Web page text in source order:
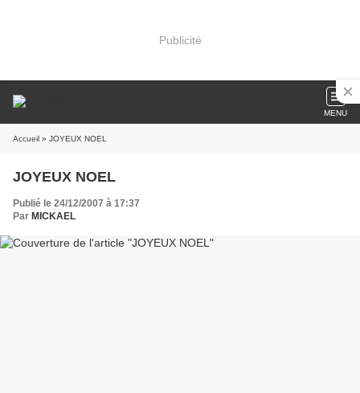
Publicité
MENU
Accueil » JOYEUX NOEL
JOYEUX NOEL
Publié le 24/12/2007 à 17:37
Par MICKAEL